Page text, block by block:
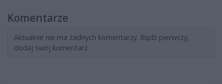
Komentarze
Aktualnie nie ma żadnych komentarzy. Bądź pierwszy,
dodaj swój komentarz.